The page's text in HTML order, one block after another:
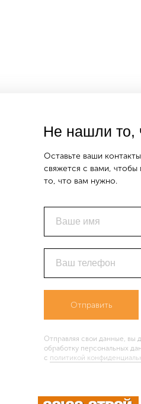
Ваше имя
Ваш телефон
Отправить
Не нашли то,
Оставьте ваши
свяжется с вами,
то, что вам нужно.
Отправляя свои данные, вы
обработку персональных
c политикой